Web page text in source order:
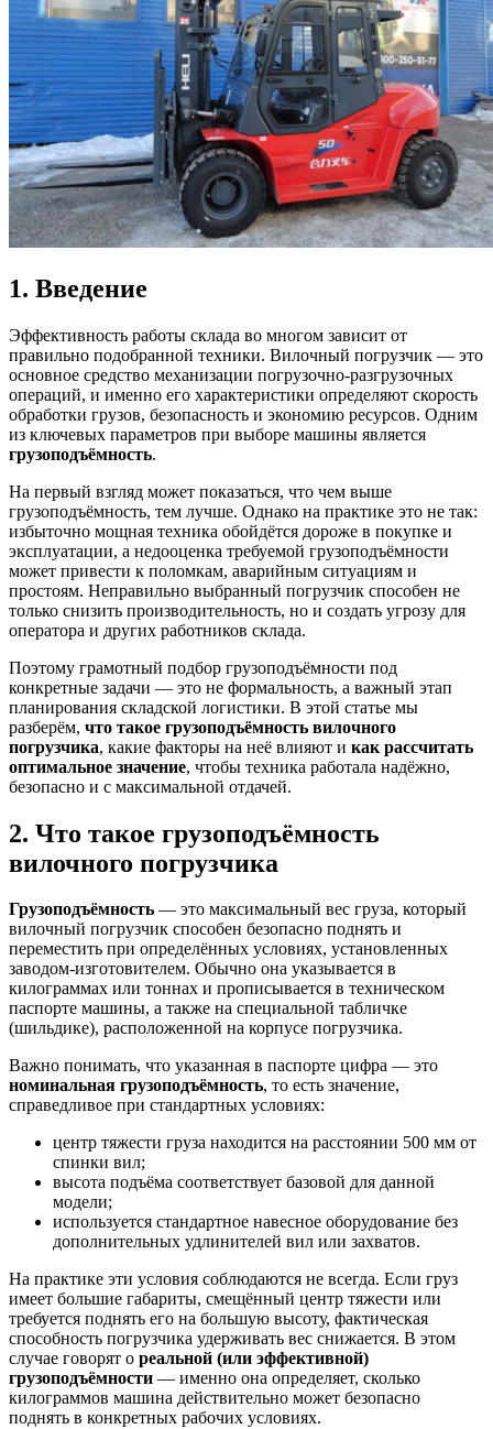
1. Введение
Эффективность работы склада во многом зависит от
правильно подобранной техники. Вилочный погрузчик — это
основное средство механизации погрузочно-разгрузочных
операций, и именно его характеристики определяют скорость
обработки грузов, безопасность и экономию ресурсов. Одним
из ключевых параметров при выборе машины является
грузоподъёмность.
На первый взгляд может показаться, что чем выше
грузоподъёмность, тем лучше. Однако на практике это не так:
избыточно мощная техника обойдётся дороже в покупке и
эксплуатации, а недооценка требуемой грузоподъёмности
может привести к поломкам, аварийным ситуациям и
простоям. Неправильно выбранный погрузчик способен не
только снизить производительность, но и создать угрозу для
оператора и других работников склада.
Поэтому грамотный подбор грузоподъёмности под
конкретные задачи — это не формальность, а важный этап
планирования складской логистики. В этой статье мы
разберём, что такое грузоподъёмность вилочного
погрузчика, какие факторы на неё влияют и как рассчитать
оптимальное значение, чтобы техника работала надёжно,
безопасно и с максимальной отдачей.
2. Что такое грузоподъёмность
вилочного погрузчика
Грузоподъёмность — это максимальный вес груза, который
вилочный погрузчик способен безопасно поднять и
переместить при определённых условиях, установленных
заводом-изготовителем. Обычно она указывается в
килограммах или тоннах и прописывается в техническом
паспорте машины, а также на специальной табличке
(шильдике), расположенной на корпусе погрузчика.
Важно понимать, что указанная в паспорте цифра — это
номинальная грузоподъёмность, то есть значение,
справедливое при стандартных условиях:
центр тяжести груза находится на расстоянии 500 мм от
спинки вил;
высота подъёма соответствует базовой для данной
модели;
используется стандартное навесное оборудование без
дополнительных удлинителей вил или захватов.
На практике эти условия соблюдаются не всегда. Если груз
имеет большие габариты, смещённый центр тяжести или
требуется поднять его на большую высоту, фактическая
способность погрузчика удерживать вес снижается. В этом
случае говорят о реальной (или эффективной)
грузоподъёмности — именно она определяет, сколько
килограммов машина действительно может безопасно
поднять в конкретных рабочих условиях.